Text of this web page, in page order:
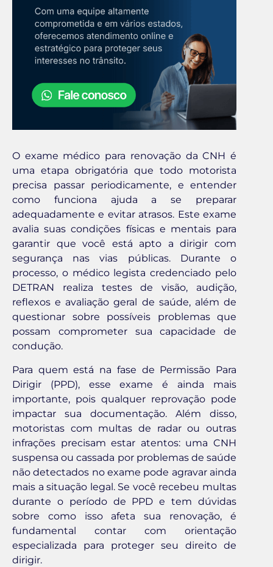
O exame médico para renovação da CNH é
uma etapa obrigatória que todo motorista
precisa passar periodicamente, e entender
como funciona ajuda a se preparar
adequadamente e evitar atrasos. Este exame
avalia suas condições físicas e mentais para
garantir que você está apto a dirigir com
segurança nas vias públicas. Durante o
processo, o médico legista credenciado pelo
DETRAN realiza testes de visão, audição,
reflexos e avaliação geral de saúde, além de
questionar sobre possíveis problemas que
possam comprometer sua capacidade de
condução.
Para quem está na fase de Permissão Para
Dirigir (PPD), esse exame é ainda mais
importante, pois qualquer reprovação pode
impactar sua documentação. Além disso,
motoristas com multas de radar ou outras
infrações precisam estar atentos: uma CNH
suspensa ou cassada por problemas de saúde
não detectados no exame pode agravar ainda
mais a situação legal. Se você recebeu multas
durante o período de PPD e tem dúvidas
sobre como isso afeta sua renovação, é
fundamental contar com orientação
especializada para proteger seu direito de
dirigir.